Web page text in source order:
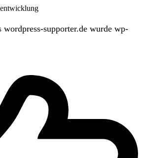
wordpress-supporter.de wurde wp-